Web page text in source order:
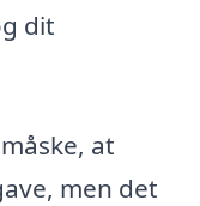
dit
at
men det